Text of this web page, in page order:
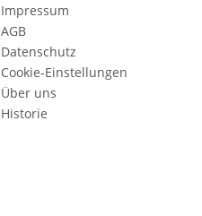
Impressum
AGB
Datenschutz
Cookie-Einstellungen
Über uns
Historie